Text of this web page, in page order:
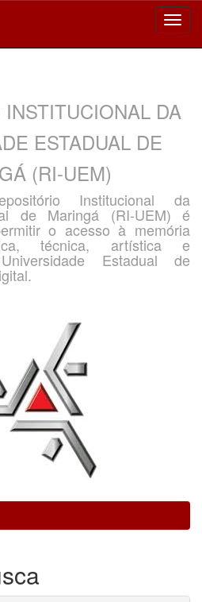
DA
ESTADUAL DE
(RI-UEM)
Institucional da
de Maringá (RI-UEM) é
o acesso à memória
técnica, artística e
Estadual de